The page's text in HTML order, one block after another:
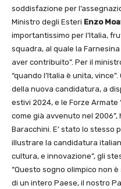
soddisfazione per
Ministro degli Esteri Enzo
importantissimo per l’Italia,
squadra, al quale la
aver contribuito”. Per il
“quando l’Italia è unita,
della nuova candidatura, a
estivi 2024, e le Forze
come già avvenuto nel
Baracchini. E’ stato lo stesso
illustrare la candidatura
cultura, e innovazione”, gli
“Questo sogno olimpico non
di un intero Paese, il nostro